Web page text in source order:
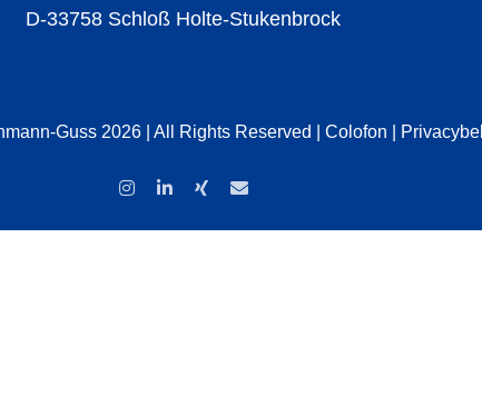
D-33758 Schloß Holte-Stukenbrock
Guss 2026 | All Rights Reserved | Colofon
InstagramLinkedIn
Xing Email